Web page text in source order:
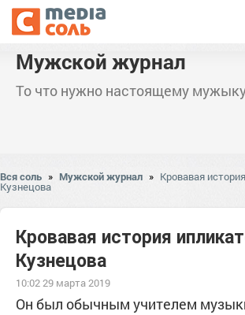
Мужской журнал
То что нужно настоящему
Вся соль » Мужской журнал » Кровавая
Кузнецова
Кровавая история
Кузнецова
10:02 29 марта 2019
Он был обычным учителем